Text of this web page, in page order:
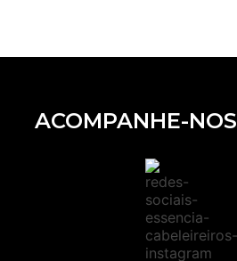
ACOMPANHE-NOS